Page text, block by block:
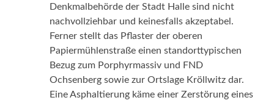
Denkmalbehörde der Stadt Halle sind nicht
nachvollziehbar und keinesfalls akzeptabel.
Ferner stellt das Pflaster der oberen
Papiermühlenstraße einen standorttypischen
Bezug zum Porphyrmassiv und FND
Ochsenberg sowie zur Ortslage Kröllwitz dar.
Eine Asphaltierung käme einer Zerstörung eines